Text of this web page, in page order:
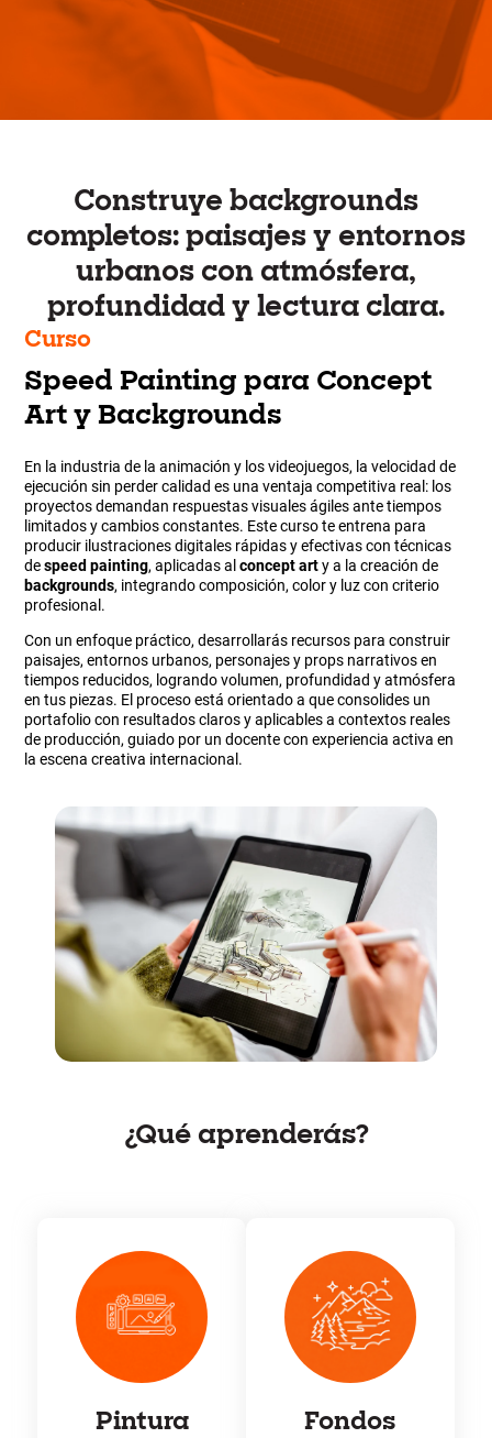
Construye backgrounds
completos: paisajes y entornos
urbanos con atmósfera,
profundidad y lectura clara.
Curso
Speed Painting para Concept
Art y Backgrounds
En la industria de la animación y los videojuegos, la velocidad de
ejecución sin perder calidad es una ventaja competitiva real: los
proyectos demandan respuestas visuales ágiles ante tiempos
limitados y cambios constantes. Este curso te entrena para
producir ilustraciones digitales rápidas y efectivas con técnicas
despeed painting, aplicadas alconcept arty a la creación de
backgrounds, integrando composición, color y luz con criterio
profesional.
Con un enfoque práctico, desarrollarás recursos para construir
paisajes, entornos urbanos, personajes y props narrativos en
tiempos reducidos, logrando volumen, profundidad y atmósfera
en tus piezas. El proceso está orientado a que consolides un
portafolio con resultados claros y aplicables a contextos reales
de producción, guiado por un docente con experiencia activa en
la escena creativa internacional.
¿Qué aprenderás?
Pintura
Fondos